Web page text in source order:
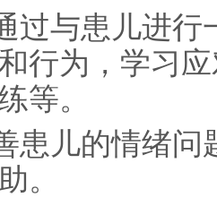
过与患儿进
行为，学习
等。
患儿的情绪
。